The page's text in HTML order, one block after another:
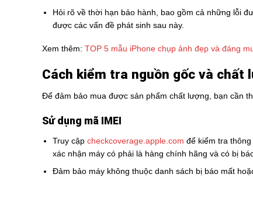
Hỏi rõ về thời hạn bảo hành, bao gồm cả những lỗi
được các vấn đề phát sinh sau này.
Xem thêm: TOP 5 mẫu iPhone chụp ảnh đẹp và đáng
Cách kiểm tra nguồn gốc và chất
Để đảm bảo mua được sản phẩm chất lượng, bạn cần
Sử dụng mã IMEI
Truy cập checkcoverage.apple.com để kiểm tra
xác nhận máy có phải là hàng chính hãng và có bị
Đảm bảo máy không thuộc danh sách bị báo mất